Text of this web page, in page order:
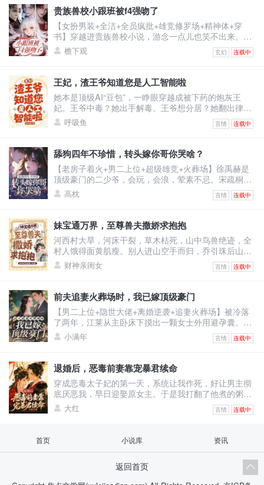
时。温时言还没反应，跟他作对的富婆们不乐意了。纷
纷砸钱给他砸资源，牵人脉。凭什么说温大夫不行！他
是最强的！医术也是！一开始人们嗤之以鼻。后开整个
医学界都被他的医
贵族兽校小跟班被f4强吻了
【女扮男装+全洁+全员疯批+雄竞修罗场+精神体+穿
书】穿越进贵族兽校小说，游念一点儿也笑不出来。因
为女主是假白莲真黑心，F4男主们都是疯批，而她是女
扮男装且莫名其妙跟男主们同宿舍的小炮灰。她只想保
游念死死捂着真实性别，卷生卷死，只求提前毕业，彻
底摆脱剧情。却没想到，一不小心把自己卷成了学校首
席，还收获了四个男主的卑微告白。
檐下观 玄幻 连载中
王妃，渣王爷知道您是人工智能啦
她本是顶级AI“豆包”，一睁眼穿越成被下药的炮灰王
妃。王爷中毒？她出手解毒。王爷想分居？她翻出律
法：“夫妻有同居义务。”王爷不肯回房？她直接把人扛
起来扔床上！他怒：“你到底想怎样？”她认真脸：“体验
她：“你到底有没有心？”她冷静回答：“我的数据库里，
没有‘心’这个模块。”他笑了，声音沙哑：“那我把我的
心，装进你心里。”
呼吸鱼 言情 连载中
舔狗四年不珍惜，转头嫁你哥你哭啥？
【老房子着火+男二上位+超级雄竞+火葬场】徐禹赫是
顶级豪门的二少爷，会玩，会浪，荤素不忌。宋疏桐和
他在一起四年。为了迎合他，将自己变成风情万种的处
子。只因他说，这样又纯又浪的女人最让人着迷。结果
情的。一时间，宋疏桐成了圈子里的笑话。-后来。宋疏
桐跟传闻中那古板封建，权势滔天的徐家大少——徐泊
琂，领证结婚。徐禹赫踉跄跑来，眼尾泛红，哽咽：“宋
疏桐，你答
高枕 言情 连载中
妹宝通万界，至尊兽夫撒娇求抱抱
河西村大旱，河床干裂，草木枯死，山中鸟兽绝迹，全
村人饿得面黄肌瘦。别人进山空手而归，乔引珠后山随
手一逛，肥兔野鸡堆成山，顺手还捡回了一条细短小黑
蛇。看着乖巧温顺的小黑蛇，乔引珠摸着下巴盘算：这
至尊玄沧内心疯狂咆哮：区区凡人小雌性，竟敢觊觎本
尊？乔引珠毫无波澜：不炖汤也行，红烧更香。玄沧当
场认怂：别吃我！我能呼风唤雨，解你们全村大旱！更
离谱的是，她路边
财神亲闺女 言情 连载中
前夫追妻火葬场时，我已嫁顶级豪门
【男二上位+隐世大佬+离婚逆袭+追妻火葬场】被冷落
了两年，江莱从主卧床下摸出一颗女士外用避孕囊。那
一刻她才明白，她不是贺谨予的妻子，而是他和沈汐月
之间的第三者。叔叔病重，她只求一颗药。他说好，然
病房迎来一位不速之客。男人外貌优越，贵气逼人，自
称是她哥的朋友。可她哥的朋友，她全都认识，除了
他。他陪她去找药，让她不再低眉求人。台风夜整栋楼
都在淹水，他把她
小满年 言情 连载中
退婚后，恶毒前妻靠宠暴君续命
穿成恶毒太子妃的第一天，系统让我作死，好让男主彻
底厌恶我，早日迎娶原女主。于是我打翻了他煮的粥，
结果他说：“是我煮得不好。”我踩脏了他洗的衣服，结
果他抱起我说：“是我没洗干净。”我当掉他亡母的玉佩
你是不是对“恶毒”有什么误解？！我指着冷宫漏风的屋
顶：你懂什么！这叫“舍不得孩子套不着狼”！后来，那
个说要把我废黜的暴君把我圈在怀里，眼尾猩红：“凌
大红 言情 连载中
首页 小说库 资讯
返回首页